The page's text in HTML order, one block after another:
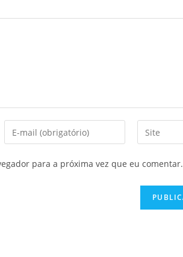
para a próxima vez que eu comentar.